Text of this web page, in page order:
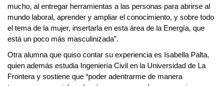
mucho, al entregar herramientas a las personas para abrirse al
mundo laboral, aprender y ampliar el conocimiento, y sobre todo
el tema de la mujer, insertarla en esta área de la Energía, que
está un poco más masculinizada”.
Otra alumna que quiso contar su experiencia es Isabella Palta,
quien además estudia Ingeniería Civil en la Universidad de La
Frontera y sostiene que “poder adentrarme de manera